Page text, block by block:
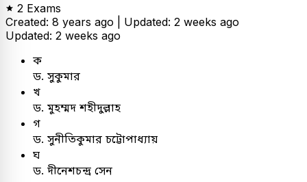
2 Exams
Created: 8 years ago | Updated: 2 weeks ago
Updated: 2 weeks ago
ক
ড. সুকুমার
খ
ড. মুহম্মদ শহীদুল্লাহ
গ
ড. সুনীতিকুমার চট্টোপাধ্যায়
ঘ
ড. দীনেশচন্দ্র সেন